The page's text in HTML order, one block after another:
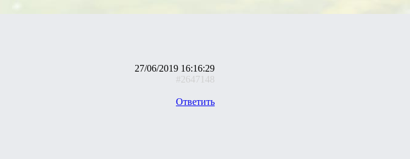
27/06/2019 16:16:29
#2647148
Ответить